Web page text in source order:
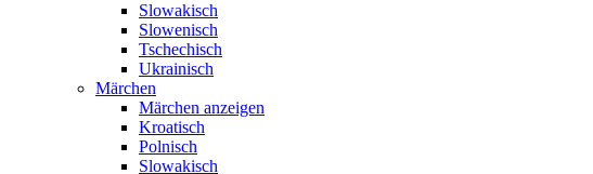
Slowakisch
Slowenisch
Tschechisch
Ukrainisch
Märchen
Märchen anzeigen
Kroatisch
Polnisch
Slowakisch